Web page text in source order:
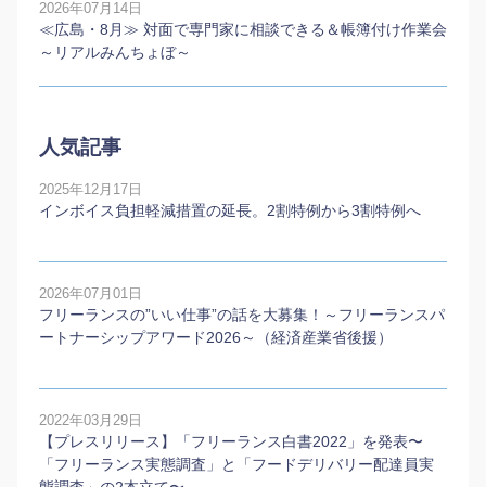
2026年07月14日
≪広島・8月≫ 対面で専門家に相談できる＆帳簿付け作業会
～リアルみんちょぼ～
人気記事
2025年12月17日
インボイス負担軽減措置の延長。2割特例から3割特例へ
2026年07月01日
フリーランスの”いい仕事”の話を大募集！～フリーランスパ
ートナーシップアワード2026～（経済産業省後援）
2022年03月29日
【プレスリリース】「フリーランス白書2022」を発表〜
「フリーランス実態調査」と「フードデリバリー配達員実